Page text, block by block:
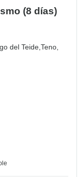
(8 días)
del Teide,Teno,